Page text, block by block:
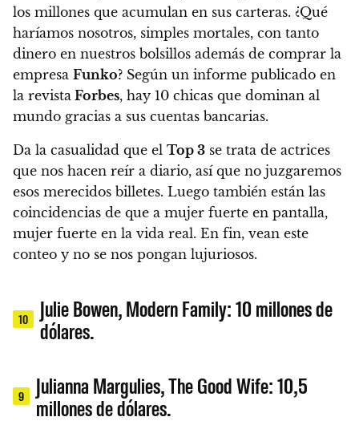
los millones que acumulan en sus carteras. ¿Qué
haríamos nosotros, simples mortales, con tanto
dinero en nuestros bolsillos además de comprar la
empresa Funko? Según un informe publicado en
la revista Forbes, hay 10 chicas que dominan al
mundo gracias a sus cuentas bancarias.
Da la casualidad que el Top 3 se trata de actrices
que nos hacen reír a diario, así que no juzgaremos
esos merecidos billetes. Luego también están las
coincidencias de que a mujer fuerte en pantalla,
mujer fuerte en la vida real. En fin, vean este
conteo y no se nos pongan lujuriosos.
10
Julie Bowen, Modern Family: 10 millones de
dólares.
9
Julianna Margulies, The Good Wife: 10,5
millones de dólares.